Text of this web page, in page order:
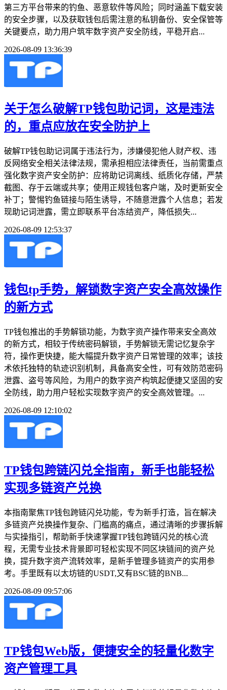
第三方平台带来的钓鱼、恶意软件等风险；同时涵盖下载安装
的安全步骤，以及获取钱包后需注意的私钥备份、安全保管等
关键要点，助力用户筑牢数字资产安全防线，平稳开启...
2026-08-09 13:36:39
关于怎么破解TP钱包助记词，这是违法
的，重点应放在安全防护上
破解TP钱包助记词属于违法行为，涉嫌侵犯他人财产权、违
反网络安全相关法律法规，需承担相应法律责任，当前需重点
强化数字资产安全防护：应将助记词离线、纸质化存储，严禁
截图、存于云端或共享；使用正规钱包客户端，及时更新安全
补丁；警惕钓鱼链接与陌生诱导，不随意泄露个人信息；若发
现助记词泄露，需立即联系平台冻结资产，降低损失...
2026-08-09 12:53:37
钱包tp手势，解锁数字资产安全高效操作
的新方式
TP钱包推出的手势解锁功能，为数字资产操作带来安全高效
的新方式，相较于传统密码解锁，手势解锁无需记忆复杂字
符，操作更快捷，能大幅提升数字资产日常管理的效率；该技
术依托独特的轨迹识别机制，具备高安全性，可有效防范密码
泄露、盗号等风险，为用户的数字资产构筑起便捷又坚固的安
全防线，助力用户轻松实现数字资产的安全高效管理。...
2026-08-09 12:10:02
TP钱包跨链闪兑全指南，新手也能轻松
实现多链资产兑换
本指南聚焦TP钱包跨链闪兑功能，专为新手打造，旨在解决
多链资产兑换操作复杂、门槛高的痛点，通过清晰的步骤拆解
与实操指引，帮助新手快速掌握TP钱包跨链闪兑的核心流
程，无需专业技术背景即可轻松实现不同区块链间的资产兑
换，提升数字资产流转效率，是新手管理多链资产的实用参
考。手里既有以太坊链的USDT,又有BSC链的BNB...
2026-08-09 09:57:06
TP钱包Web版，便捷安全的轻量化数字
资产管理工具